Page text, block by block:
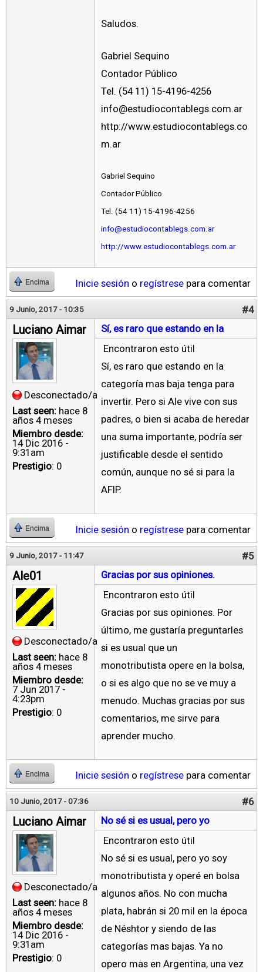
Saludos.
Gabriel Sequino
Contador Público
Tel. (54 11) 15-4196-4256
info@estudiocontablegs.com.ar
http://www.estudiocontablegs.co
m.ar
Gabriel Sequino
Contador Público
Tel. (54 11) 15-4196-4256
info@estudiocontablegs.com.ar
http://www.estudiocontablegs.com.ar
Encima Inicie sesión o regístrese para comentar
9 Junio, 2017 - 10:35 #4
Luciano Aimar
Desconectado/a
Last seen: hace 8
años 4 meses
Miembro desde:
14 Dic 2016 -
9:31am
Prestigio: 0
Sí, es raro que estando en la
Encontraron esto útil
Sí, es raro que estando en la
categoría mas baja tenga para
invertir. Pero si Ale vive con sus
padres, o bien si acaba de heredar
una suma importante, podría ser
justificable desde el sentido
común, aunque no sé si para la
AFIP.
Encima Inicie sesión o regístrese para comentar
9 Junio, 2017 - 11:47 #5
Ale01
Desconectado/a
Last seen: hace 8
años 4 meses
Miembro desde:
7 Jun 2017 -
4:23pm
Prestigio: 0
Gracias por sus opiniones.
Encontraron esto útil
Gracias por sus opiniones. Por
último, me gustaría preguntarles
si es usual que un
monotributista opere en la bolsa,
o si es algo que no se ve muy a
menudo. Muchas gracias por sus
comentarios, me sirve para
aprender mucho.
Encima Inicie sesión o regístrese para comentar
10 Junio, 2017 - 07:36 #6
Luciano Aimar
Desconectado/a
Last seen: hace 8
años 4 meses
Miembro desde:
14 Dic 2016 -
9:31am
Prestigio: 0
No sé si es usual, pero yo
Encontraron esto útil
No sé si es usual, pero yo soy
monotributista y operé en bolsa
algunos años. No con mucha
plata, habrán si 20 mil en la época
de Néshtor y siendo de las
categorías mas bajas. Ya no
opero mas en Argentina, una vez